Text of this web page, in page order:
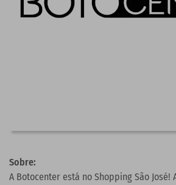
Sobre:
A Botocenter está no Shopping São José!